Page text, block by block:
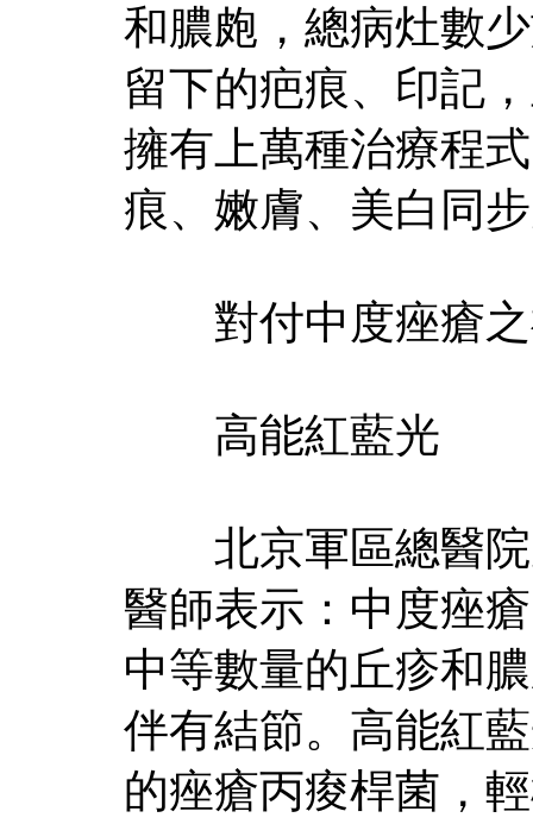
和膿皰，總病灶數
留下的疤痕、印記
擁有上萬種治療程
痕、嫩膚、美白同
對付中度痤瘡之
高能紅藍光
北京軍區總醫院
醫師表示：中度痤
中等數量的丘疹和
伴有結節。高能紅
的痤瘡丙痠桿菌，